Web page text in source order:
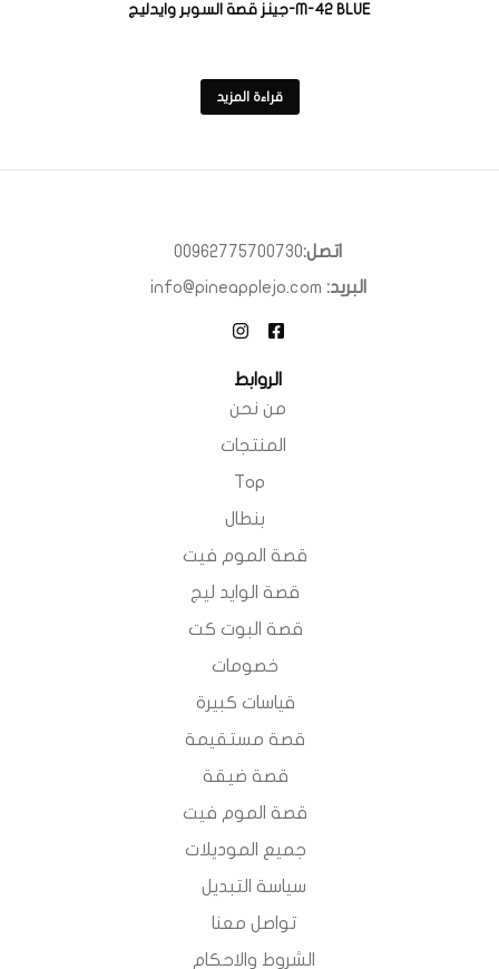
M-42 BLUE-جينز قصة السوبر وايدليج
قراءة المزيد
اتصل:00962775700730
البريد:
الروابط
من نحن
المنتجات
Top
بنطال
قصة الموم فيت
قصة الوايد ليج
قصة البوت كت
خصومات
قياسات كبيرة
قصة مستقيمة
قصة ضيقة
قصة الموم فيت
جميع الموديلات
سياسة التبديل
تواصل معنا
الشروط والاحكام